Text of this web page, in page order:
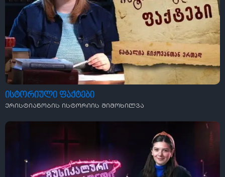
ისტორიული ფაქტები
ქრისტიანობის ისტორიის მიმოხილვა